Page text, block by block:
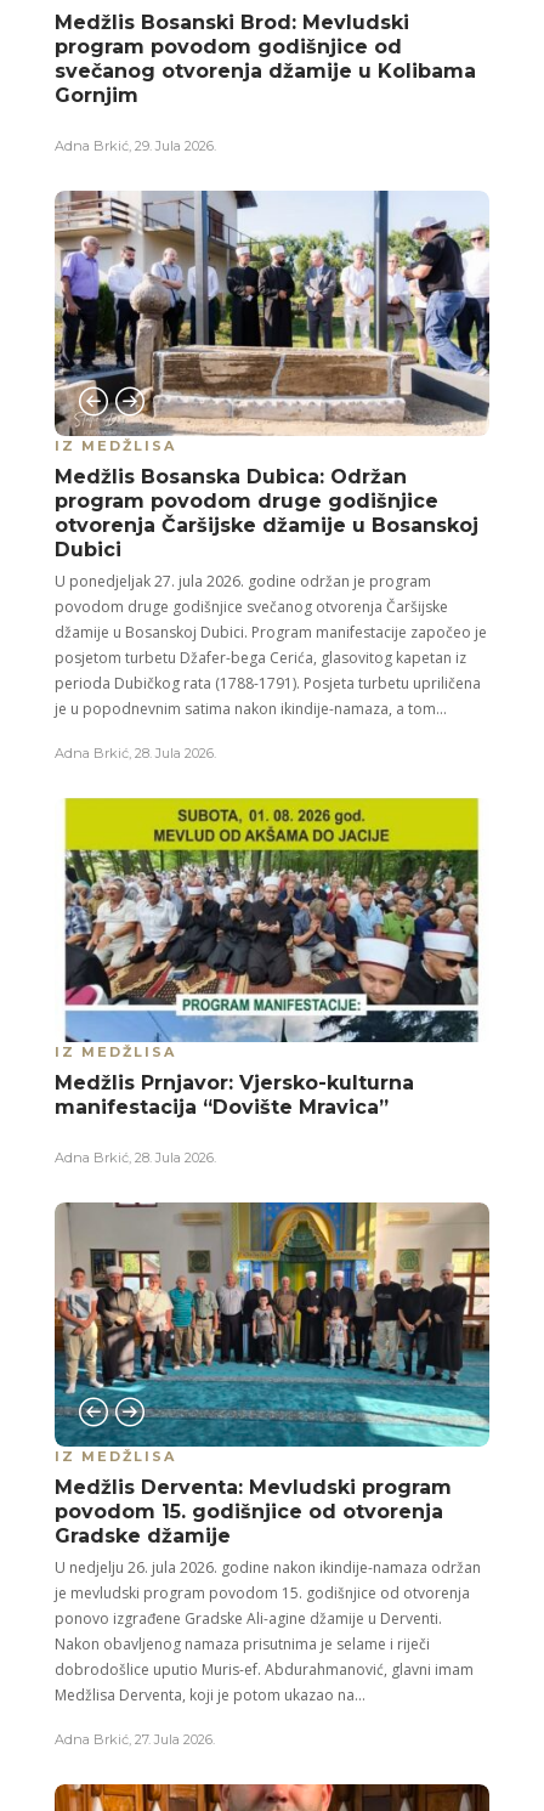
Medžlis Bosanski Brod: Mevludski
program povodom godišnjice od
svečanog otvorenja džamije u Kolibama
Gornjim
Adna Brkić, 29. Jula 2026.
IZ MEDŽLISA
Medžlis Bosanska Dubica: Održan
program povodom druge godišnjice
otvorenja Čaršijske džamije u Bosanskoj
Dubici
U ponedjeljak 27. jula 2026. godine održan je program
povodom druge godišnjice svečanog otvorenja Čaršijske
džamije u Bosanskoj Dubici. Program manifestacije započeo je
posjetom turbetu Džafer-bega Cerića, glasovitog kapetan iz
perioda Dubičkog rata (1788-1791). Posjeta turbetu upriličena
je u popodnevnim satima nakon ikindije-namaza, a tom...
Adna Brkić 28. Jula 2026.
IZ MEDŽLISA
Medžlis Prnjavor: Vjersko-kulturna
manifestacija “Dovište Mravica”
Adna Brkić, 28. Jula 2026.
IZ MEDŽLISA
Medžlis Derventa: Mevludski program
povodom 15. godišnjice od otvorenja
Gradske džamije
U nedjelju 26. jula 2026. godine nakon ikindije-namaza održan
je mevludski program povodom 15. godišnjice od otvorenja
ponovo izgrađene Gradske Ali-agine džamije u Derventi.
Nakon obavljenog namaza prisutnima je selame i riječi
dobrodošlice uputio Muris-ef. Abdurahmanović, glavni imam
Medžlisa Derventa, koji je potom ukazao na...
Adna Brkić, 27. Jula 2026.